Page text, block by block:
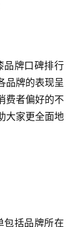
品牌口碑排行
品牌的表现呈
费者偏好的不
大家更全面地
括品牌所在